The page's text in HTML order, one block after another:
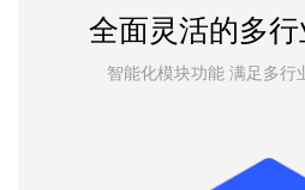
全面灵活的多
智能化模块功能 满足多行